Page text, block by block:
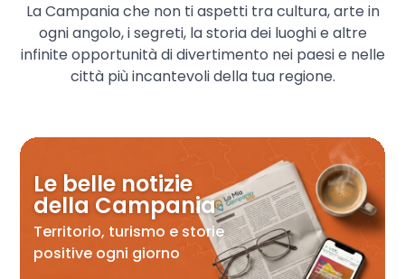
La Campania che non ti aspetti tra cultura, arte in
ogni angolo, i segreti, la storia dei luoghi e altre
infinite opportunità di divertimento nei paesi e nelle
città più incantevoli della tua regione.
Le belle notizie
della Campania
Territorio, turismo e storie
positive ogni giorno